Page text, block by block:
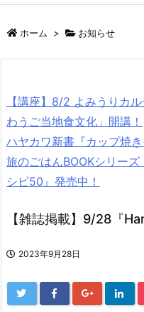
ホーム > お知らせ
【講座】8/2 よみうりカ
わうご当地食文化」開講！
ハヤカワ新書『カップ焼
旅のごはんBOOKシリー
シピ50』発売中！
【雑誌掲載】9/28『
2023年9月28日